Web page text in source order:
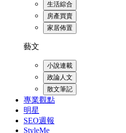
生活綜合
房產買賣
家居佈置
藝文
小說連載
政論人文
散文筆記
專業觀點
明星
SEO週報
StyleMe